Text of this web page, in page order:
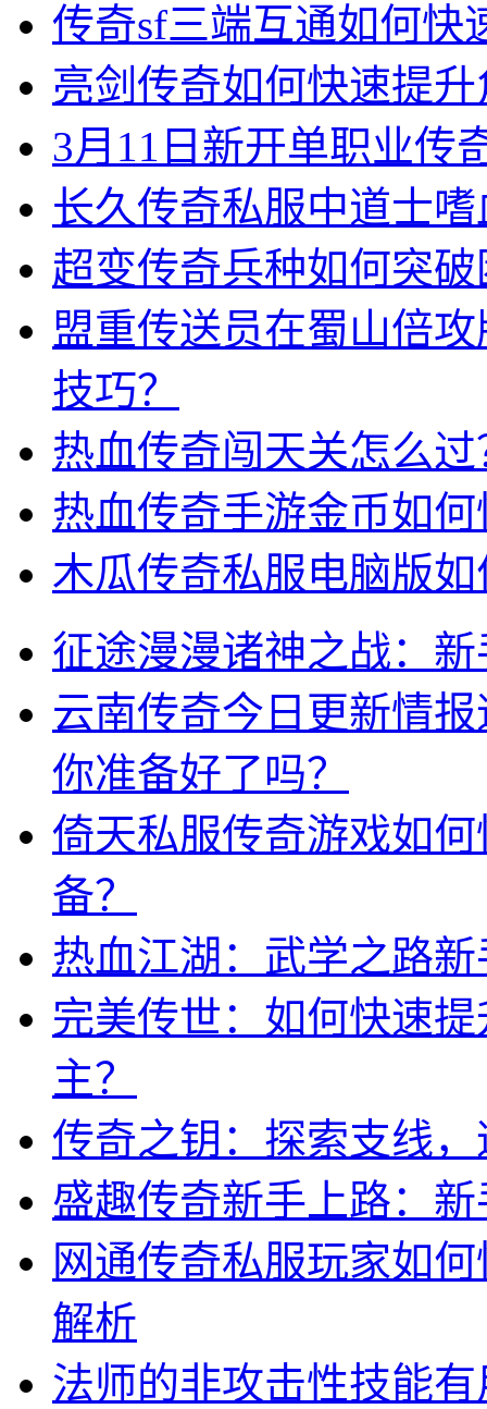
传奇sf三端互通如何快
亮剑传奇如何快速提
3月11日新开单职业传
长久传奇私服中道士
超变传奇兵种如何突
盟重传送员在蜀山倍
技巧？
热血传奇闯天关怎么
热血传奇手游金币如
木瓜传奇私服电脑版
征途漫漫诸神之战：
云南传奇今日更新情
你准备好了吗？
倚天私服传奇游戏如
备？
热血江湖：武学之路
完美传世：如何快速
主？
传奇之钥：探索支线
盛趣传奇新手上路：
网通传奇私服玩家如
解析
法师的非攻击性技能有